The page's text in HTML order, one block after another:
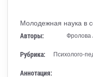
Молодежная наука в
Авторы:
Фролова
Рубрика:
Психолого-
Аннотация: